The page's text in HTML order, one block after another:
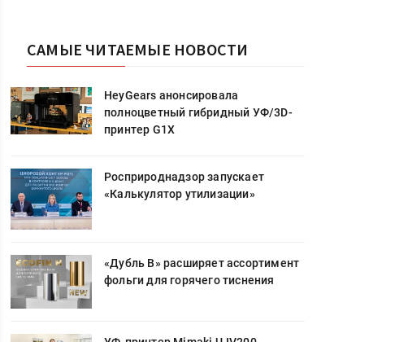
САМЫЕ ЧИТАЕМЫЕ НОВОСТИ
HeyGears анонсировала
полноцветный гибридный УФ/3D-
принтер G1X
Росприроднадзор запускает
«Калькулятор утилизации»
«Дубль В» расширяет ассортимент
фольги для горячего тиснения